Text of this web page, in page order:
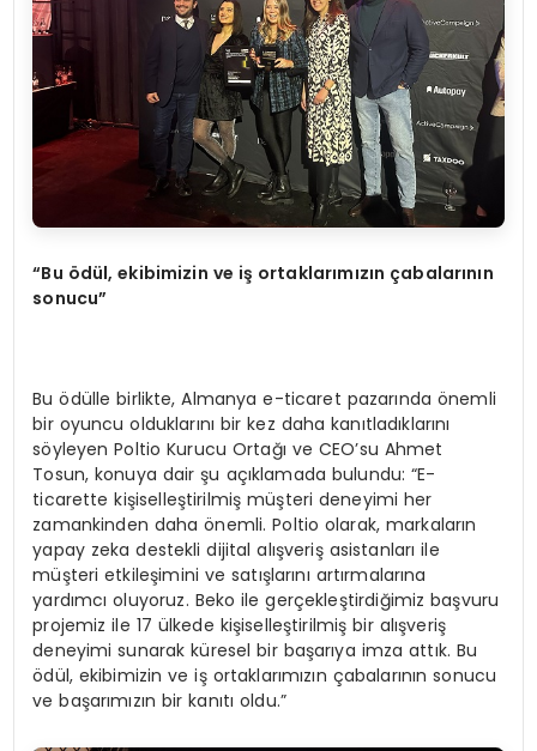
“Bu ödül, ekibimizin ve iş ortaklarımızın çabalarının
sonucu”
Bu ödülle birlikte, Almanya e-ticaret pazarında önemli
bir oyuncu olduklarını bir kez daha kanıtladıklarını
söyleyen Poltio Kurucu Ortağı ve CEO’su Ahmet
Tosun, konuya dair şu açıklamada bulundu: “E-
ticarette kişiselleştirilmiş müşteri deneyimi her
zamankinden daha önemli. Poltio olarak, markaların
yapay zeka destekli dijital alışveriş asistanları ile
müşteri etkileşimini ve satışlarını artırmalarına
yardımcı oluyoruz. Beko ile gerçekleştirdiğimiz başvuru
projemiz ile 17 ülkede kişiselleştirilmiş bir alışveriş
deneyimi sunarak küresel bir başarıya imza attık. Bu
ödül, ekibimizin ve iş ortaklarımızın çabalarının sonucu
ve başarımızın bir kanıtı oldu.”